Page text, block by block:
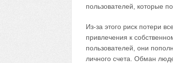
пользователей, которые
Из-за этого риск потери
привлечения к
пользователей, они
личного счета. Обман